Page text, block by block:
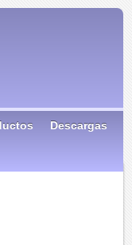
Descargas